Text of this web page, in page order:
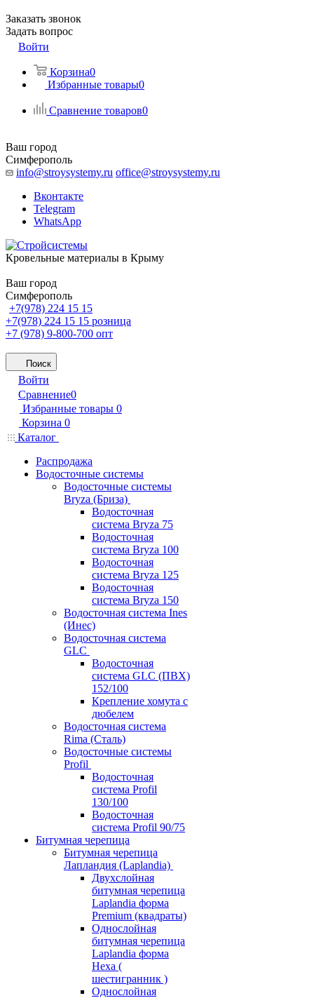
Заказать звонок
Задать вопрос
Войти
Корзина0
Избранные товары0
Сравнение товаров0
Ваш город
Симферополь
info@stroysystemy.ru office@stroysystemy.ru
Вконтакте
Telegram
WhatsApp
Кровельные материалы в Крыму
Ваш город
Симферополь
+7(978) 224 15 15
+7(978) 224 15 15 розница
+7 (978) 9-800-700 опт
Поиск
Войти
Сравнение0
Избранные товары 0
Корзина 0
Каталог
Распродажа
Водосточные системы
Водосточные системы
Bryza (Бриза)
Водосточная
система Bryza 75
Водосточная
система Bryza 100
Водосточная
система Bryza 125
Водосточная
система Bryza 150
Водосточная система Ines
(Инес)
Водосточная система
GLC
Водосточная
система GLC (ПВХ)
152/100
Крепление хомута с
дюбелем
Водосточная система
Rima (Сталь)
Водосточные системы
Profil
Водосточная
система Profil
130/100
Водосточная
система Profil 90/75
Битумная черепица
Битумная черепица
Лапландия (Laplandia)
Двухслойная
битумная черепица
Laplandia форма
Premium (квадраты)
Однослойная
битумная черепица
Laplandia форма
Hexa (
шестигранник )
Однослойная